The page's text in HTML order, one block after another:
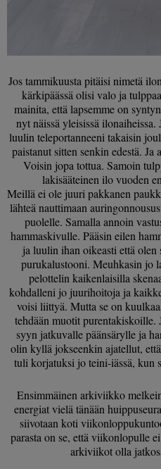
Jos tammikuusta pitäisi nimetä
kärkipäässä olisi valo ja
mainita, että lapsemme on
nyt näissä yleisissä
luulin teleportanneeni takaisin
paistanut sitten senkin edestä.
Voisin jopa tottua. Samoin
lakisääteinen ilo vuoden
Meillä ei ole juuri pakkanen
lähteä nauttimaan
puolelle. Samalla annoin
hammaskivulle. Pääsin eilen
ja luulin ihan oikeasti että olen
purukalustooni. Meuhkasin jo
pelottelin kaikenlaisilla
kohdalleni jo juurihoitoja ja
voisi liittyä. Mutta se on
tehdään muotit purentakiskoille.
syyn jatkuvalle päänsärylle ja
olin kyllä jokseenkin ajatellut,
tuli korjatuksi jo teini-iässä, kun
Ensimmäinen arkiviikko
energiat vielä tänään
siivotaan koti
parasta on se, että viikonlopulle
arkiviikot olla